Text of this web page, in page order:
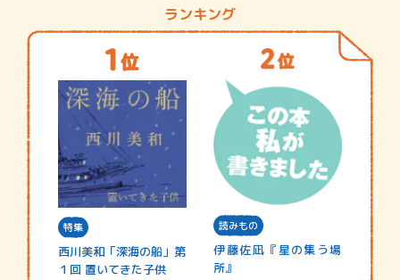
ランキング
特集
西川美和「深海の船」第
１回 置いてきた子供
読みもの
伊藤佐凪『星の集う場
所』